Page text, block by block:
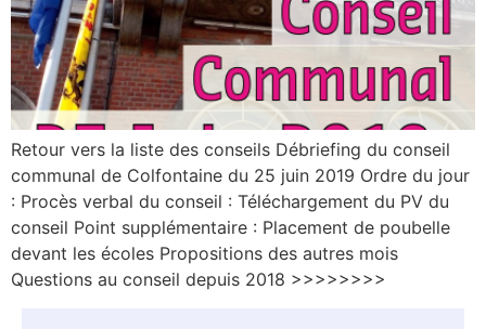
Retour vers la liste des conseils Débriefing du conseil
communal de Colfontaine du 25 juin 2019 Ordre du jour
: Procès verbal du conseil : Téléchargement du PV du
conseil Point supplémentaire : Placement de poubelle
devant les écoles Propositions des autres mois
Questions au conseil depuis 2018 >>>>>>>>